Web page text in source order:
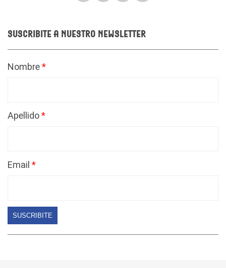
Suscribite a nuestro newsletter
Nombre
Apellido
Email
SUSCRIBITE